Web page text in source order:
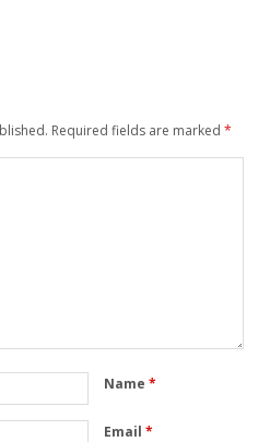
Required fields are marked *
Name *
Email *